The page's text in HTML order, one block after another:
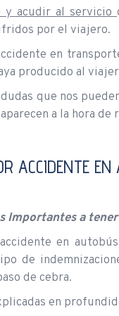
y acudir al servicio
por el viajero.
en
producido al
que nos
a la hora
ACCIDENTE EN
Importantes a
en
de
de cebra.
en